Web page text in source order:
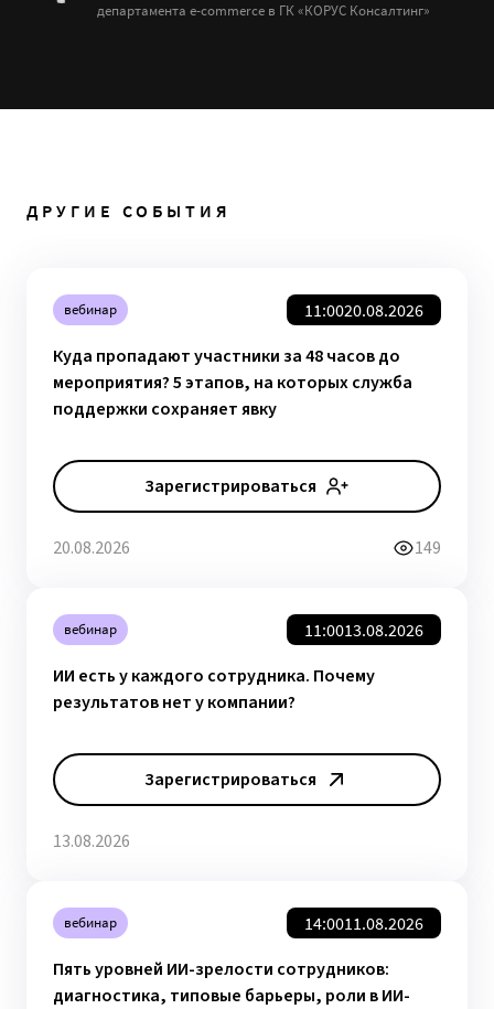
департамента e-commerce в ГК «КОРУС Консалтинг»
ДРУГИЕ СОБЫТИЯ
вебинар 11:0020.08.2026
Куда пропадают участники за 48 часов до
мероприятия? 5 этапов, на которых служба
поддержки сохраняет явку
20.08.2026 149
Зарегистрироваться
вебинар 11:0013.08.2026
ИИ есть у каждого сотрудника. Почему
результатов нет у компании?
13.08.2026
Зарегистрироваться
вебинар 14:0011.08.2026
Пять уровней ИИ-зрелости сотрудников:
диагностика, типовые барьеры, роли в ИИ-